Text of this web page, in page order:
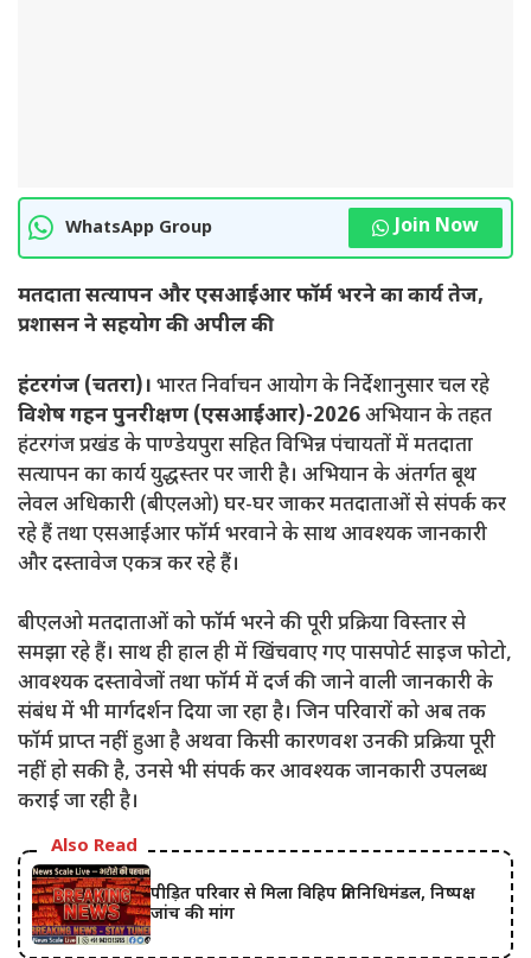
WhatsApp Group Join Now
मतदाता सत्यापन और एसआईआर फॉर्म भरने का कार्य तेज,
प्रशासन ने सहयोग की अपील की
हंटरगंज (चतरा)। भारत निर्वाचन आयोग के निर्देशानुसार चल रहे
विशेष गहन पुनरीक्षण (एसआईआर)-2026अभियान के तहत
हंटरगंज प्रखंड के पाण्डेयपुरा सहित विभिन्न पंचायतों में मतदाता
सत्यापन का कार्य युद्धस्तर पर जारी है। अभियान के अंतर्गत बूथ
लेवल अधिकारी (बीएलओ) घर-घर जाकर मतदाताओं से संपर्क कर
रहे हैं तथा एसआईआर फॉर्म भरवाने के साथ आवश्यक जानकारी
और दस्तावेज एकत्र कर रहे हैं।
बीएलओ मतदाताओं को फॉर्म भरने की पूरी प्रक्रिया विस्तार से
समझा रहे हैं। साथ ही हाल ही में खिंचवाए गए पासपोर्ट साइज फोटो,
आवश्यक दस्तावेजों तथा फॉर्म में दर्ज की जाने वाली जानकारी के
संबंध में भी मार्गदर्शन दिया जा रहा है। जिन परिवारों को अब तक
फॉर्म प्राप्त नहीं हुआ है अथवा किसी कारणवश उनकी प्रक्रिया पूरी
नहीं हो सकी है, उनसे भी संपर्क कर आवश्यक जानकारी उपलब्ध
कराई जा रही है।
Also Read
पीड़ित परिवार से मिला विहिप प्रतिनिधिमंडल, निष्पक्ष
जांच की मांग